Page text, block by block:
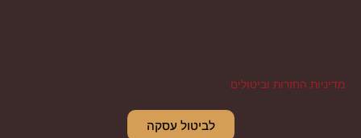
מדיניות החזרות וביטולים
לביטול עסקה